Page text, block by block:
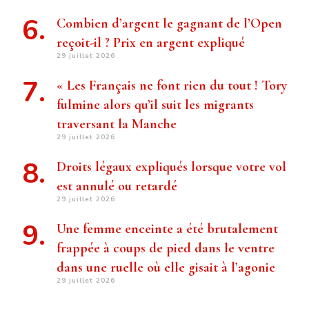
Combien d’argent le gagnant de l’Open
reçoit-il ? Prix ​​en argent expliqué
29 juillet 2026
« Les Français ne font rien du tout ! Tory
fulmine alors qu’il suit les migrants
traversant la Manche
29 juillet 2026
Droits légaux expliqués lorsque votre vol
est annulé ou retardé
29 juillet 2026
Une femme enceinte a été brutalement
frappée à coups de pied dans le ventre
dans une ruelle où elle gisait à l’agonie
29 juillet 2026